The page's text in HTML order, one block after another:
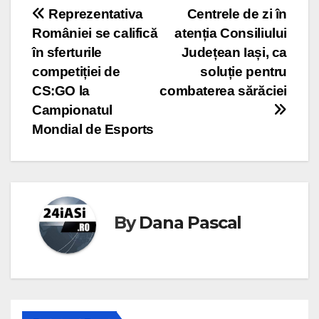
Post
navigation
Centrele de zi în
atenția Consiliului
Județean Iași, ca
soluție pentru
combaterea sărăciei
Reprezentativa
României se califică
în sferturile
competiției de
CS:GO la
Campionatul
Mondial de Esports
ByDana Pascal